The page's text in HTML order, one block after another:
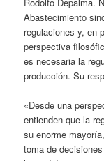
Abastecimiento
regulaciones y, en
perspectiva
es necesaria la
producción. Su
«Desde una
entienden que la
su enorme
toma de